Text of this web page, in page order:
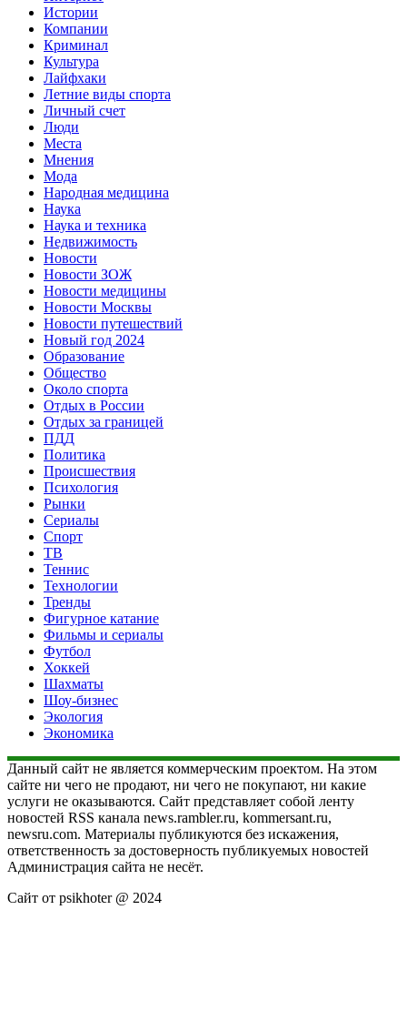
Истории
Компании
Криминал
Культура
Лайфхаки
Летние виды спорта
Личный счет
Люди
Места
Мнения
Мода
Народная медицина
Наука
Наука и техника
Недвижимость
Новости
Новости ЗОЖ
Новости медицины
Новости Москвы
Новости путешествий
Новый год 2024
Образование
Общество
Около спорта
Отдых в России
Отдых за границей
ПДД
Политика
Происшествия
Психология
Рынки
Сериалы
Спорт
ТВ
Теннис
Технологии
Тренды
Фигурное катание
Фильмы и сериалы
Футбол
Хоккей
Шахматы
Шоу-бизнес
Экология
Экономика
Данный сайт не является коммерческим проектом. На этом
сайте ни чего не продают, ни чего не покупают, ни какие
услуги не оказываются. Сайт представляет собой ленту
новостей RSS канала news.rambler.ru, kommersant.ru,
newsru.com. Материалы публикуются без искажения,
ответственность за достоверность публикуемых новостей
Администрация сайта не несёт.
Сайт от psikhoter @ 2024